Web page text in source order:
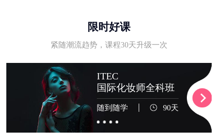
限时好课
紧随潮流趋势，课程30天升级一次
ITEC
国际化妆师全科班
随到随学 90天